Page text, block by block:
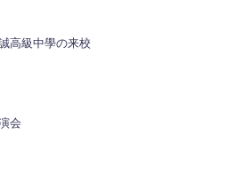
高級中學の来校
会